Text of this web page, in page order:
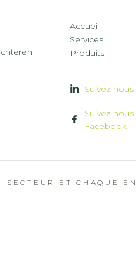
Footer
menu
middle
left
Accueil
Services
Produits
Suivez-
Suivez-nous
Facebook
SECTEUR ET CHAQUE